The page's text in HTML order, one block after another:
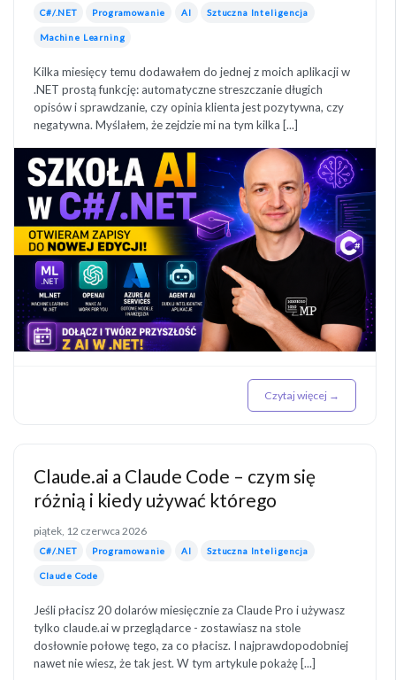
C#/.NET Programowanie AI Sztuczna Inteligencja
Machine Learning
Kilka miesięcy temu dodawałem do jednej z moich aplikacji w
.NET prostą funkcję: automatyczne streszczanie długich
opisów i sprawdzanie, czy opinia klienta jest pozytywna, czy
negatywna. Myślałem, że zejdzie mi na tym kilka [...]
Czytaj więcej →
Claude.ai a Claude Code – czym się
różnią i kiedy używać którego
piątek, 12 czerwca 2026
C#/.NET Programowanie AI Sztuczna Inteligencja
Claude Code
Jeśli płacisz 20 dolarów miesięcznie za Claude Pro i używasz
tylko claude.ai w przeglądarce - zostawiasz na stole
dosłownie połowę tego, za co płacisz. I najprawdopodobniej
nawet nie wiesz, że tak jest. W tym artykule pokażę [...]